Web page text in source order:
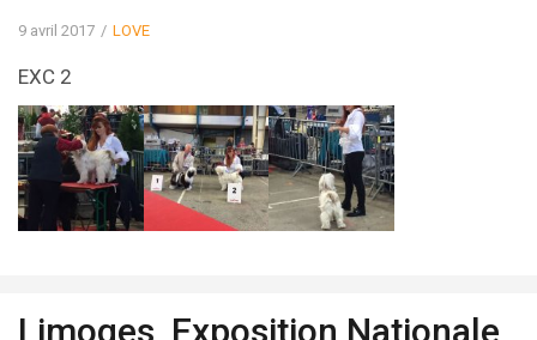
9 avril 2017 LOVE
EXC 2
Limoges, Exposition Nationale